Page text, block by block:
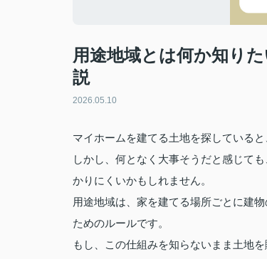
用途地域とは何か知り
説
2026.05.10
マイホームを建てる土地を探している
しかし、何となく大事そうだと感じて
かりにくいかもしれません。
用途地域は、家を建てる場所ごとに建
ためのルールです。
もし、この仕組みを知らないまま土地